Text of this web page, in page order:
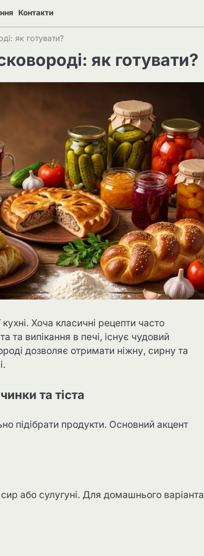
Контакти
як готувати?
як готувати?
Хоча класичні рецепти часто
та випікання в печі, існує чудовий
дозволяє отримати ніжну, сирну та
та тіста
підібрати продукти. Основний акцент
або сулугуні. Для домашнього варіанта